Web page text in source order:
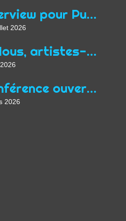
Interview pour Purple Hour à propos du programme Focus Queer de Midpoint
2026
« Nous, artistes-auteurs, exigeons une nouvelle “loi Jean Zay” adaptée aux conditions actuelles de l’exercice de nos professions »
Conférence ouverte au public à Prague en mars dans le cadre de Focus Qeer 2026
2026